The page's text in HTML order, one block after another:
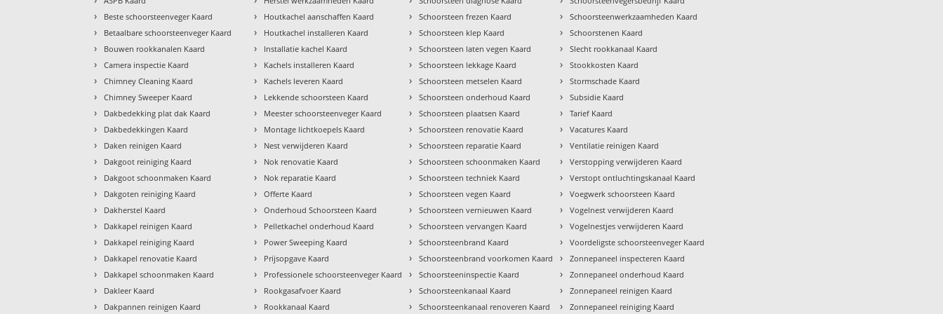
› Beste schoorsteenveger Kaard
› Betaalbare schoorsteenveger Kaard
› Bouwen rookkanalen Kaard
› Camera inspectie Kaard
› Chimney Cleaning Kaard
› Chimney Sweeper Kaard
› Dakbedekking plat dak Kaard
› Dakbedekkingen Kaard
› Daken reinigen Kaard
› Dakgoot reiniging Kaard
› Dakgoot schoonmaken Kaard
› Dakgoten reiniging Kaard
› Dakherstel Kaard
› Dakkapel reinigen Kaard
› Dakkapel reiniging Kaard
› Dakkapel renovatie Kaard
› Dakkapel schoonmaken Kaard
› Dakleer Kaard
› Dakpannen reinigen Kaard
› Houtkachel aanschaffen Kaard
› Houtkachel installeren Kaard
› Installatie kachel Kaard
› Kachels installeren Kaard
› Kachels leveren Kaard
› Lekkende schoorsteen Kaard
› Meester schoorsteenveger Kaard
› Montage lichtkoepels Kaard
› Nest verwijderen Kaard
› Nok renovatie Kaard
› Nok reparatie Kaard
› Offerte Kaard
› Onderhoud Schoorsteen Kaard
› Pelletkachel onderhoud Kaard
› Power Sweeping Kaard
› Prijsopgave Kaard
› Professionele schoorsteenveger Kaard
› Rookgasafvoer Kaard
› Rookkanaal Kaard
› Schoorsteen frezen Kaard
› Schoorsteen klep Kaard
› Schoorsteen laten vegen Kaard
› Schoorsteen lekkage Kaard
› Schoorsteen metselen Kaard
› Schoorsteen onderhoud Kaard
› Schoorsteen plaatsen Kaard
› Schoorsteen renovatie Kaard
› Schoorsteen reparatie Kaard
› Schoorsteen schoonmaken Kaard
› Schoorsteen techniek Kaard
› Schoorsteen vegen Kaard
› Schoorsteen vernieuwen Kaard
› Schoorsteen vervangen Kaard
› Schoorsteenbrand Kaard
› Schoorsteenbrand voorkomen Kaard
› Schoorsteeninspectie Kaard
› Schoorsteenkanaal Kaard
› Schoorsteenkanaal renoveren Kaard
› Schoorsteenwerkzaamheden Kaard
› Schoorstenen Kaard
› Slecht rookkanaal Kaard
› Stookkosten Kaard
› Stormschade Kaard
› Subsidie Kaard
› Tarief Kaard
› Vacatures Kaard
› Ventilatie reinigen Kaard
› Verstopping verwijderen Kaard
› Verstopt ontluchtingskanaal Kaard
› Voegwerk schoorsteen Kaard
› Vogelnest verwijderen Kaard
› Vogelnestjes verwijderen Kaard
› Voordeligste schoorsteenveger Kaard
› Zonnepaneel inspecteren Kaard
› Zonnepaneel onderhoud Kaard
› Zonnepaneel reinigen Kaard
› Zonnepaneel reiniging Kaard